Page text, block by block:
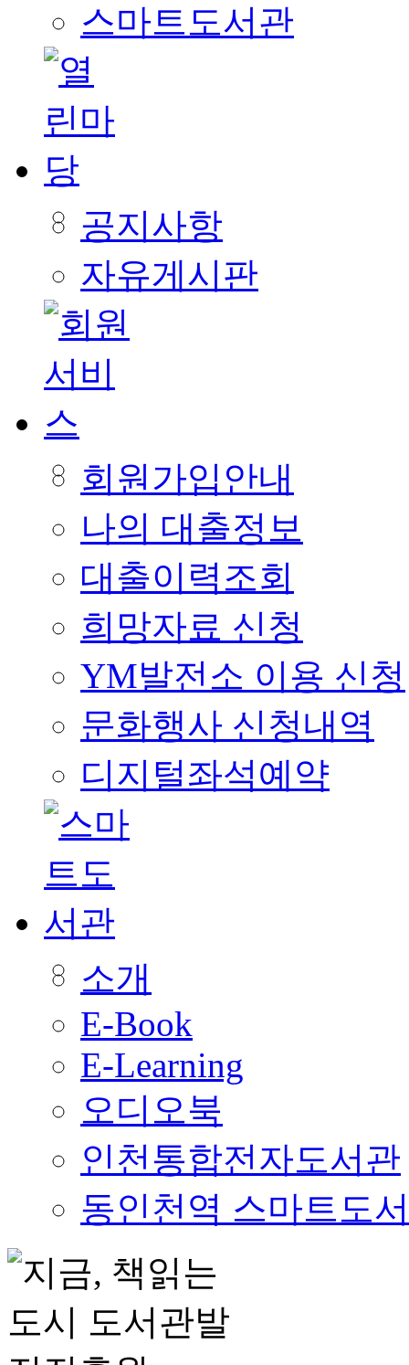
스마트도서관
공지사항
자유게시판
회원가입안내
나의 대출정보
대출이력조회
희망자료 신청
YM발전소 이용 신청
문화행사 신청내역
디지털좌석예약
소개
E-Book
E-Learning
오디오북
인천통합전자도서관
동인천역 스마트도